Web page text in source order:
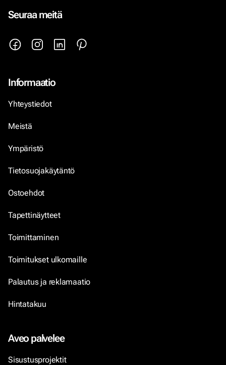
Seuraa meitä
Informaatio
Yhteystiedot
Meistä
Ympäristö
Tietosuojakäytäntö
Ostoehdot
Tapettinäytteet
Toimittaminen
Toimitukset ulkomaille
Palautus ja reklamaatio
Hintatakuu
Aveo palvelee
Sisustusprojektit